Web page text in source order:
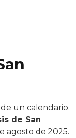
un calendario.
de San
agosto de 2025.